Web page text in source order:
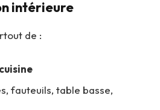
intérieure
de :
fauteuils, table basse,